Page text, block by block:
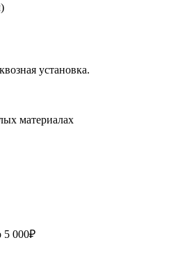
установка.
материалах
5 000₽